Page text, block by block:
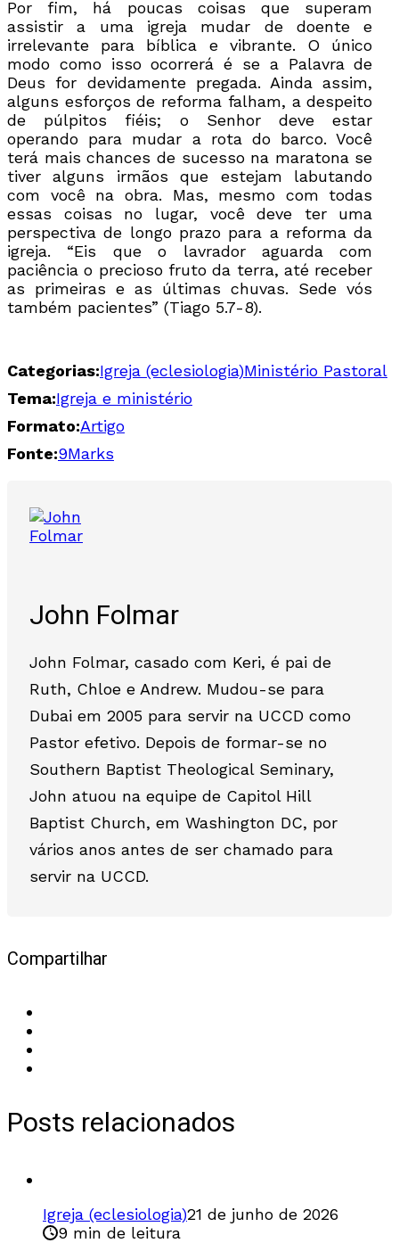
Por fim, há poucas coisas que superam
assistir a uma igreja mudar de doente e
irrelevante para bíblica e vibrante. O único
modo como isso ocorrerá é se a Palavra de
Deus for devidamente pregada. Ainda assim,
alguns esforços de reforma falham, a despeito
de púlpitos fiéis; o Senhor deve estar
operando para mudar a rota do barco. Você
terá mais chances de sucesso na maratona se
tiver alguns irmãos que estejam labutando
com você na obra. Mas, mesmo com todas
essas coisas no lugar, você deve ter uma
perspectiva de longo prazo para a reforma da
igreja. “Eis que o lavrador aguarda com
paciência o precioso fruto da terra, até receber
as primeiras e as últimas chuvas. Sede vós
também pacientes” (Tiago 5.7-8).
Categorias:Igreja (eclesiologia)Ministério Pastoral
Tema:Igreja e ministério
Formato:Artigo
Fonte:9Marks
John Folmar
John Folmar, casado com Keri, é pai de
Ruth, Chloe e Andrew. Mudou-se para
Dubai em 2005 para servir na UCCD como
Pastor efetivo. Depois de formar-se no
Southern Baptist Theological Seminary,
John atuou na equipe de Capitol Hill
Baptist Church, em Washington DC, por
vários anos antes de ser chamado para
servir na UCCD.
Compartilhar
Posts relacionados
Igreja (eclesiologia)21 de junho de 2026
9 min de leitura